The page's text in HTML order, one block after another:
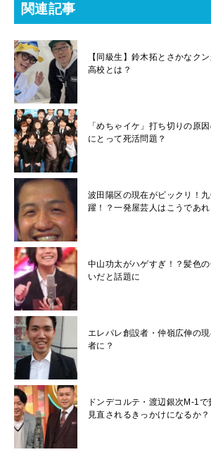
関連記事
【同級生】鈴木拓とさかなク
高校とは？
「めちゃイケ」打ち切りの原
にとって死活問題？
波田陽区の現在がビックリ！
躍！？一発屋芸人はこうであれ
中山功太がハゲすぎ！？髪色
いだと話題に
エレパレ創設者・仲嶺広伸の
者に？
ドンデコルテ・渡辺銀次M-1
見直されるきっかけになるか？